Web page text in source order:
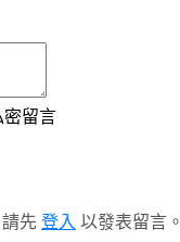
密留言
請先 登入 以發表留言。